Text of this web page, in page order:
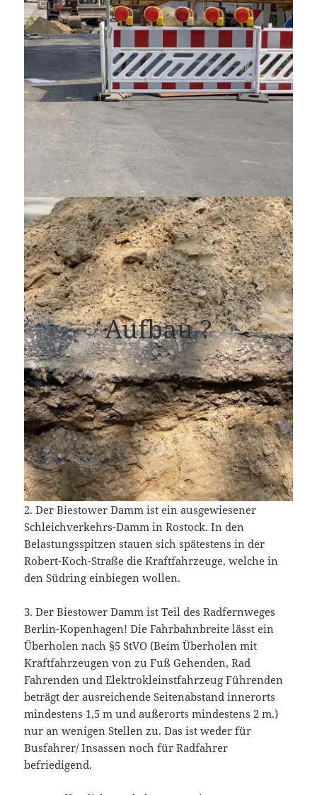
Aufbau ?
2. Der Biestower Damm ist ein ausgewiesener
Schleichverkehrs-Damm in Rostock. In den
Belastungsspitzen stauen sich spätestens in der
Robert-Koch-Straße die Kraftfahrzeuge, welche in
den Südring einbiegen wollen.
3. Der Biestower Damm ist Teil des Radfernweges
Berlin-Kopenhagen! Die Fahrbahnbreite lässt ein
Überholen nach §5 StVO (Beim Überholen mit
Kraftfahrzeugen von zu Fuß Gehenden, Rad
Fahrenden und Elektrokleinstfahrzeug Führenden
beträgt der ausreichende Seitenabstand innerorts
mindestens 1,5 m und außerorts mindestens 2 m.)
nur an wenigen Stellen zu. Das ist weder für
Busfahrer/ Insassen noch für Radfahrer
befriedigend.